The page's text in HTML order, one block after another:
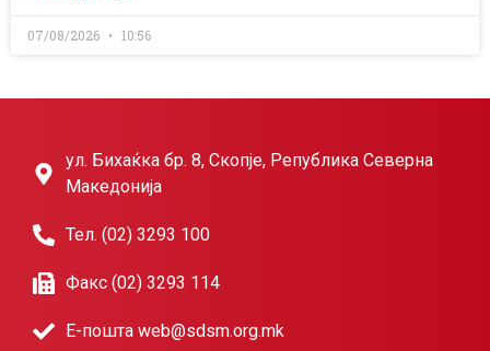
07/08/2026 10:56
ул. Бихаќка бр. 8, Скопје, Република Северна
Македонија
Тел. (02) 3293 100
Факс (02) 3293 114
Е-пошта web@sdsm.org.mk